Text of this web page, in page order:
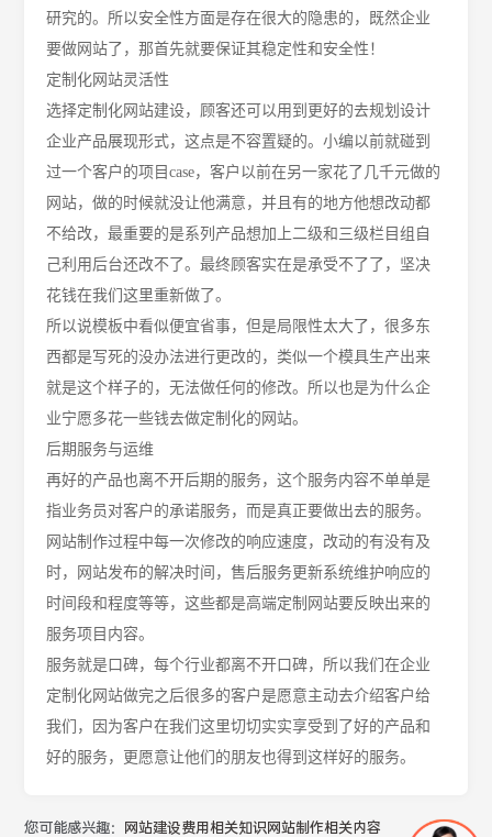
研究的。所以安全性方面是存在很大的隐患的，既然企业
要做网站了，那首先就要保证其稳定性和安全性！
定制化网站灵活性
选择定制化网站建设，顾客还可以用到更好的去规划设计
企业产品展现形式，这点是不容置疑的。小编以前就碰到
过一个客户的项目case，客户 以前在另一家花了几千元做的
网站，做的时候就没让他满意，并且有的地方他想改动都
不给改，最重要的是系列产品想加上二级和三级栏目组自
己利用后台还改不了。最终顾客实在是承受不了了，坚决
花钱在我们这里重新做了。
所以说模板中看似便宜省事，但是局限性太大了，很多东
西都是写死的没办法进行更改的，类似一个模具生产出来
就是这个样子的，无法做任何的修改。所以也是为什么企
业宁愿多花一些钱去做定制化的网站。
后期服务与运维
再好的产品也离不开后期的服务，这个服务内容不单单是
指业务员对客户的承诺服务， 而是真正要做出去的服务。
网站制作过程中每一次修改的响应速度，改动的有没有及
时，网站发布的解决时间，售后服务更新系统维护响应的
时间段和程度等等，这些都是高端定制网站要反映出来的
服务项目内容。
服务就是口碑，每个行业都离不开口碑，所以我们在企业
定制化网站做完之后很多的客户是愿意主动去介绍客户给
我们，因为客户在我们这里切切实实享受到了好的产品和
好的服务，更愿意让他们的朋友也得到这样好的服务。
您可能感兴趣： 网站建设费用相关知识网站制作相关内容